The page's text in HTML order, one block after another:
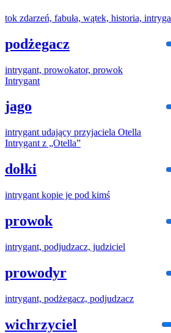
tok zdarzeń, fabuła, wątek, historia, intryga
podżegacz
intrygant, prowokator, prowok
Intrygant
jago
intrygant udający przyjaciela Otella
Intrygant z „Otella”
dołki
intrygant kopie je pod kimś
prowok
intrygant, podjudzacz, judziciel
prowodyr
intrygant, podżegacz, podjudzacz
wichrzyciel